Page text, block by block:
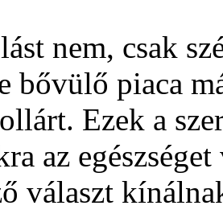
nem, csak
bővülő piaca
Ezek a
az
választ